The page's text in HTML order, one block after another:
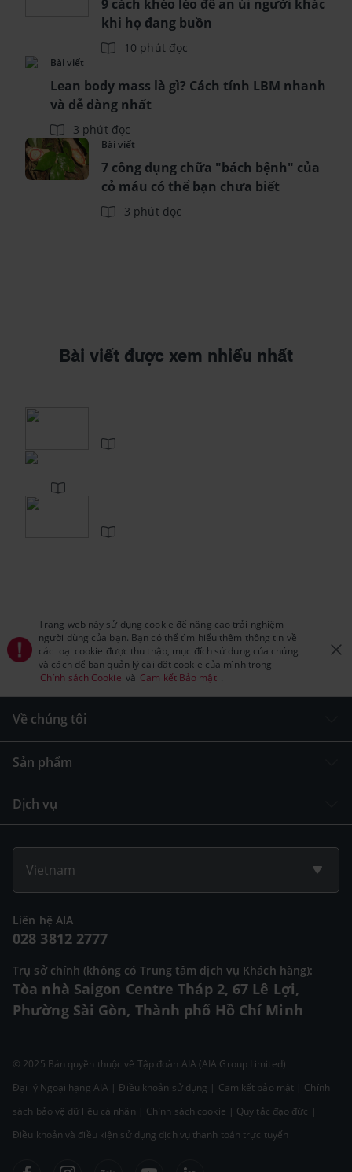
9 cách khéo léo để an ủi người khác
khi họ đang buồn
10 phút đọc
Bài viết
Lean body mass là gì? Cách tính LBM nhanh
và dễ dàng nhất
3 phút đọc
Bài viết
7 công dụng chữa "bách bệnh" của
cỏ máu có thể bạn chưa biết
3 phút đọc
Bài viết được xem nhiều nhất
Trang web này sử dụng cookie để nâng cao trải nghiệm
người dùng của bạn. Bạn có thể tìm hiểu thêm thông tin về
các loại cookie được thu thập, mục đích sử dụng của chúng
và cách để bạn quản lý cài đặt cookie của mình trong
Chính sách Cookie và Cam kết Bảo mật .
Về chúng tôi
Sản phẩm
Dịch vụ
Vietnam
Liên hệ AIA
028 3812 2777
Trụ sở chính (không có Trung tâm dịch vụ Khách hàng):
Tòa nhà Saigon Centre Tháp 2, 67 Lê Lợi,
Phường Sài Gòn, Thành phố Hồ Chí Minh
© 2025 Bản quyền thuộc về Tập đoàn AIA (AIA Group Limited)
Đại lý Ngoại hạng AIA |Điều khoản sử dụng | Cam kết bảo mật | Chính
sách bảo vệ dữ liệu cá nhân | Chính sách cookie | Quy tắc đạo đức |
Điều khoản và điều kiện sử dụng dịch vụ thanh toán trực tuyến